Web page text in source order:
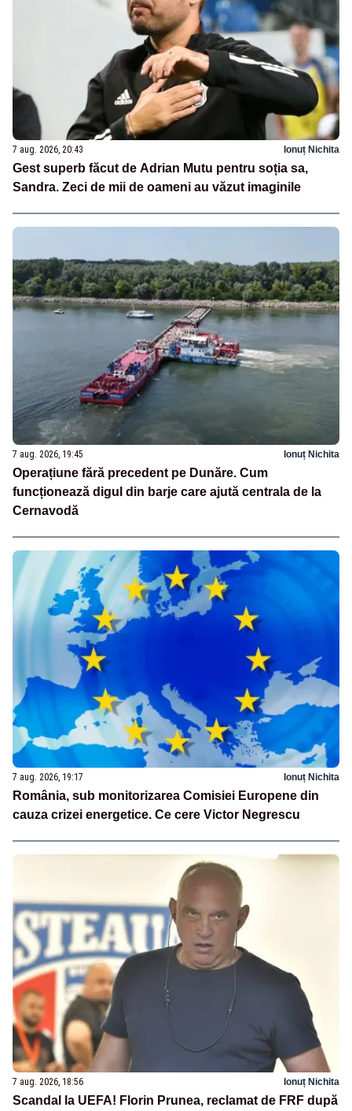
7 aug. 2026, 20:43 Ionuț Nichita
Gest superb făcut de Adrian Mutu pentru soția sa,
Sandra. Zeci de mii de oameni au văzut imaginile
7 aug. 2026, 19:45 Ionuț Nichita
Operațiune fără precedent pe Dunăre. Cum
funcționează digul din barje care ajută centrala de la
Cernavodă
7 aug. 2026, 19:17 Ionuț Nichita
România, sub monitorizarea Comisiei Europene din
cauza crizei energetice. Ce cere Victor Negrescu
7 aug. 2026, 18:56 Ionuț Nichita
Scandal la UEFA! Florin Prunea, reclamat de FRF după